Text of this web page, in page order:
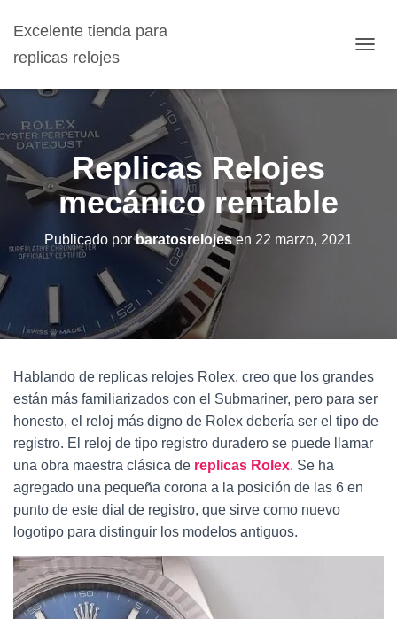
Excelente tienda para
replicas relojes
M
C
I
N
Replicas Relojes
mecánico rentable
Publicado porbaratosrelojesen 22 marzo, 2021
Hablando de replicas relojes Rolex, creo que los grandes
están más familiarizados con el Submariner, pero para ser
honesto, el reloj más digno de Rolex debería ser el tipo de
registro. El reloj de tipo registro duradero se puede llamar
una obra maestra clásica de replicas Rolex. Se ha
agregado una pequeña corona a la posición de las 6 en
punto de este dial de registro, que sirve como nuevo
logotipo para distinguir los modelos antiguos.